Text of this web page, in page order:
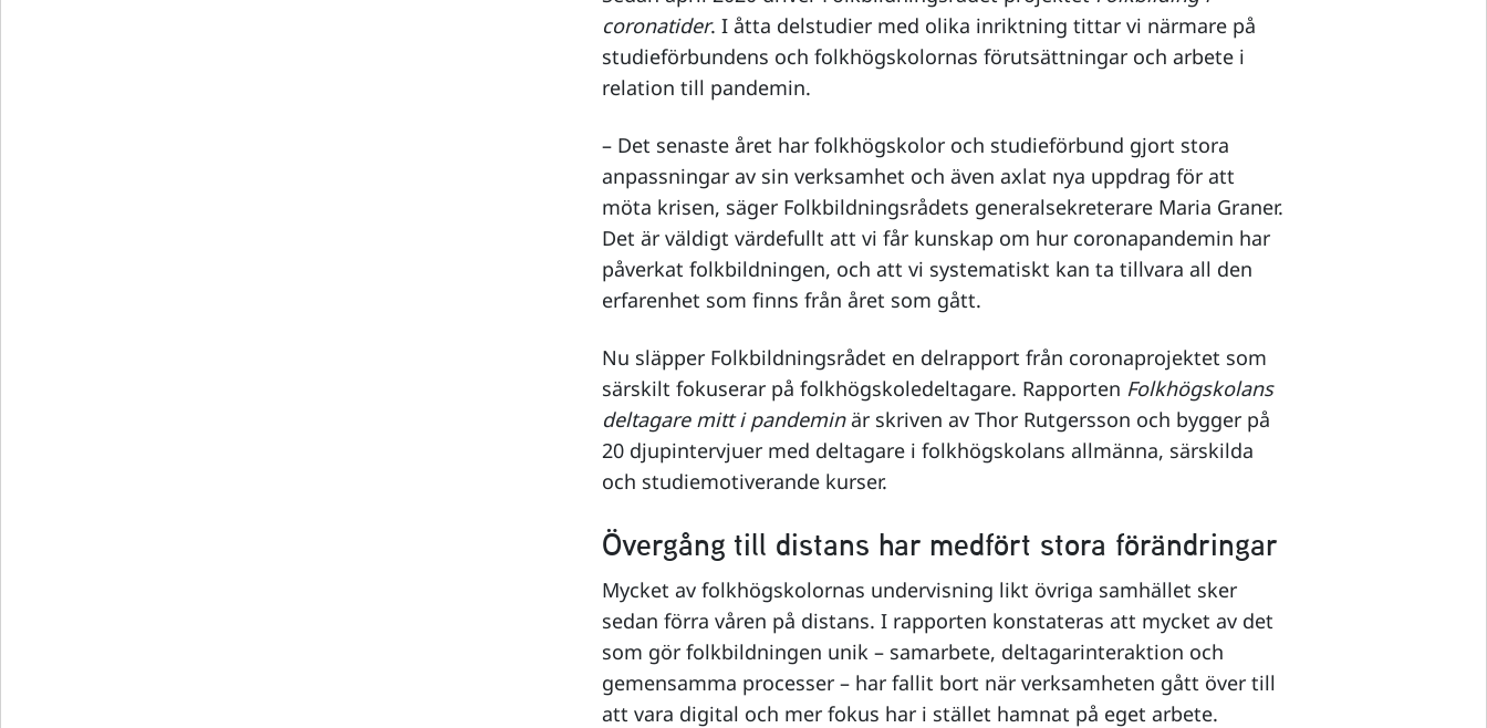
coronatider. I åtta delstudier med olika inriktning tittar vi närmare på
studieförbundens och folkhögskolornas förutsättningar och arbete i
relation till pandemin.
– Det senaste året har folkhögskolor och studieförbund gjort stora
anpassningar av sin verksamhet och även axlat nya uppdrag för att
möta krisen, säger Folkbildningsrådets generalsekreterare Maria Graner.
Det är väldigt värdefullt att vi får kunskap om hur coronapandemin har
påverkat folkbildningen, och att vi systematiskt kan ta tillvara all den
erfarenhet som finns från året som gått.
Nu släpper Folkbildningsrådet en delrapport från coronaprojektet som
särskilt fokuserar på folkhögskoledeltagare. Rapporten Folkhögskolans
deltagare mitt i pandeminär skriven av Thor Rutgersson och bygger på
20 djupintervjuer med deltagare i folkhögskolans allmänna, särskilda
och studiemotiverande kurser.
Övergång till distans har medfört stora förändringar
Mycket av folkhögskolornas undervisning likt övriga samhället sker
sedan förra våren på distans. I rapporten konstateras att mycket av det
som gör folkbildningen unik – samarbete, deltagarinteraktion och
gemensamma processer – har fallit bort när verksamheten gått över till
att vara digital och mer fokus har i stället hamnat på eget arbete.